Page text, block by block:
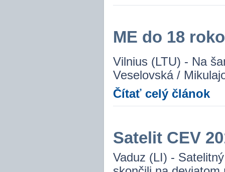
ME do 18
Vilnius (LTU) - Na
Veselovská /
Čítať celý článok
Satelit CEV
Vaduz (LI) -